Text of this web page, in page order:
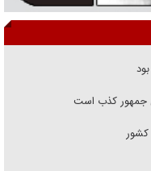
جمهور کذب است
کشور